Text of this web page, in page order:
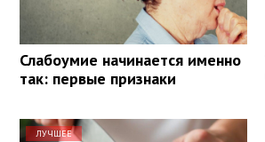
Слабоумие начинается именно
так: первые признаки
ЛУЧШЕЕ